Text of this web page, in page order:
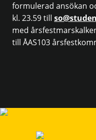
formulerad ansökan
kl. 23.59 till
med
till ÅAS103